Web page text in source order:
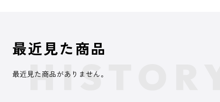
最近見た商品
最近見た商品がありません。